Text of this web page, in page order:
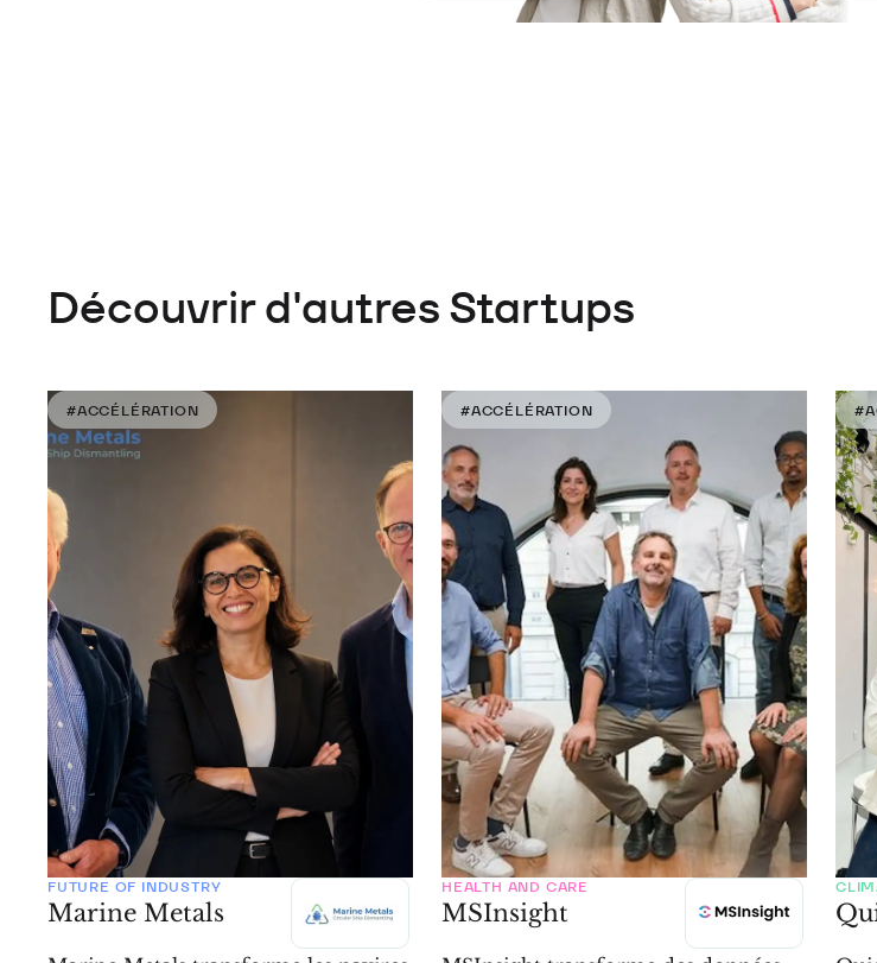
Découvrir d'autres Startups
#ACCÉLÉRATION
FUTURE OF INDUSTRY
Marine Metals
#ACCÉLÉRATION
HEALTH AND CARE
MSInsight